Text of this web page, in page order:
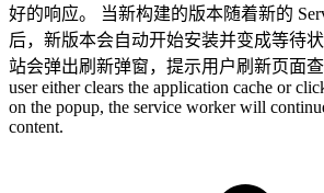
好的响应。 当新构建的版本随着新的
后，新版本会自动开始安装并变成等待
站会弹出刷新弹窗，提示用户刷新页面
user either clears the application cache or
on the popup, the service worker will
content.